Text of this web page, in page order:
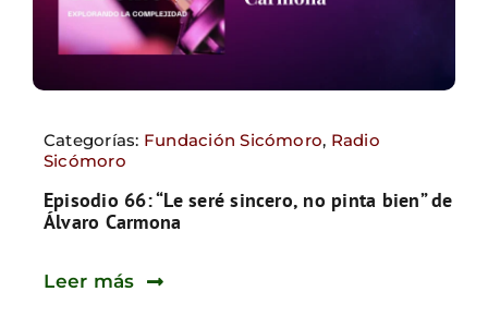
Categorías: Fundación Sicómoro, Radio
Sicómoro
Episodio 66: “Le seré sincero, no pinta bien” de
Álvaro Carmona
Leer más